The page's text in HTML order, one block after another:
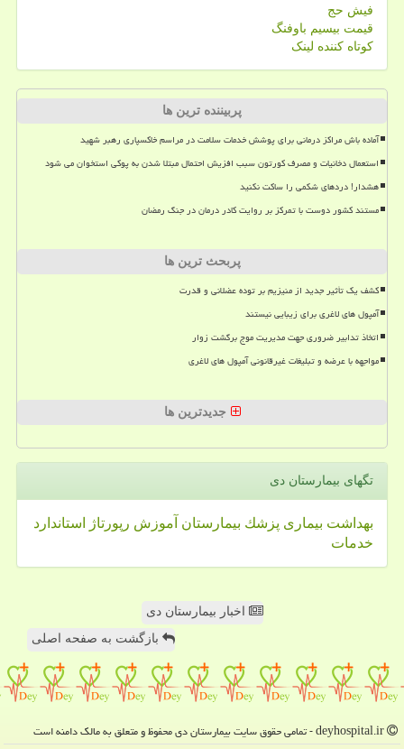
فیش حج
قیمت بیسیم باوفنگ
کوتاه کننده لینک
پربیننده ترین ها
آماده باش مراکز درمانی برای پوشش خدمات سلامت در مراسم خاکسپاری رهبر شهید
استعمال دخانیات و مصرف کورتون سبب افزیش احتمال مبتلا شدن به پوکی استخوان می شود
هشدار! دردهای شکمی را ساکت نکنید
مستند کشور دوست با تمرکز بر روایت کادر درمان در جنگ رمضان
پربحث ترین ها
کشف یک تأثیر جدید از منیزیم بر توده عضلانی و قدرت
آمپول های لاغری برای زیبایی نیستند
اتخاذ تدابیر ضروری جهت مدیریت موج برگشت زوار
مواجهه با عرضه و تبلیغات غیرقانونی آمپول های لاغری
جدیدترین ها
تگهای بیمارستان دی
بهداشت بیماری پزشك بیمارستان آموزش رپورتاژ
استاندارد
خدمات
اخبار بیمارستان دی
بازگشت به صفحه اصلی